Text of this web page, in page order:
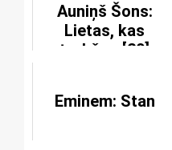
Auniņš Šons:
Lietas, kas
trokšņo [20]
Eminem: Stan